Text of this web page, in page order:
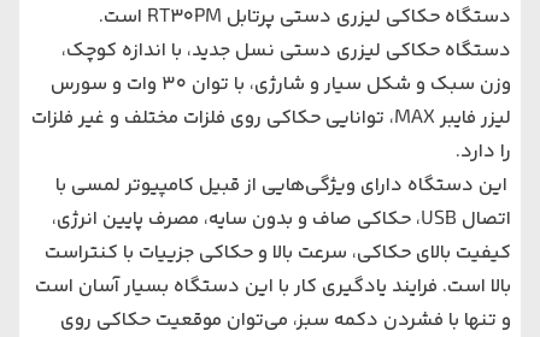
دستگاه حکاکی لیزری دستی پرتابل RT30PM است.
دستگاه حکاکی لیزری دستی نسل جدید، با اندازه کوچک،
وزن سبک و شکل سیار و شارژی، با توان 30 وات و سورس
لیزر فایبر MAX، توانایی حکاکی روی فلزات مختلف و غیر فلزات
را دارد.
این دستگاه دارای ویژگی‌هایی از قبیل کامپیوتر لمسی با
اتصال USB، حکاکی صاف و بدون سایه، مصرف پایین انرژی،
کیفیت بالای حکاکی، سرعت بالا و حکاکی جزییات با کنتراست
بالا است. فرایند یادگیری کار با این دستگاه بسیار آسان است
و تنها با فشردن دکمه سبز، می‌توان موقعیت حکاکی روی